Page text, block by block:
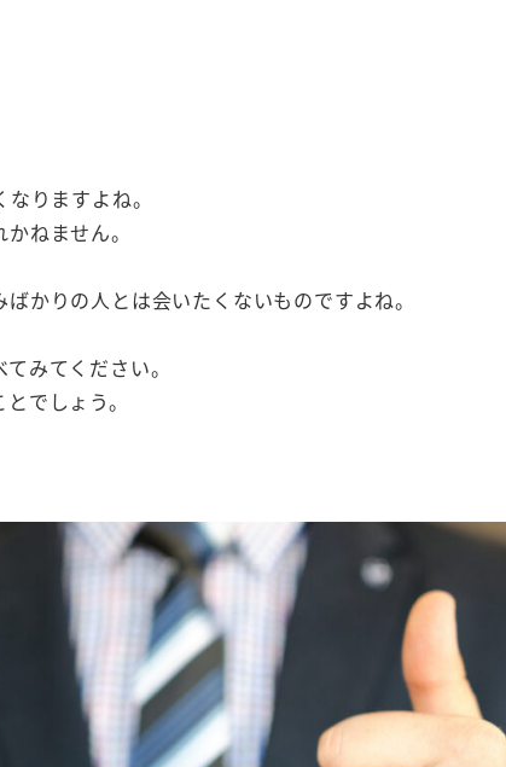
りますよね。
ねません。
かりの人とは会いたくないものですよね。
みてください。
でしょう。